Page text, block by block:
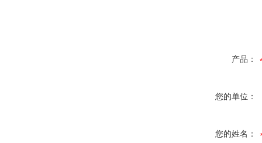
产品：
您的单位：
您的姓名：